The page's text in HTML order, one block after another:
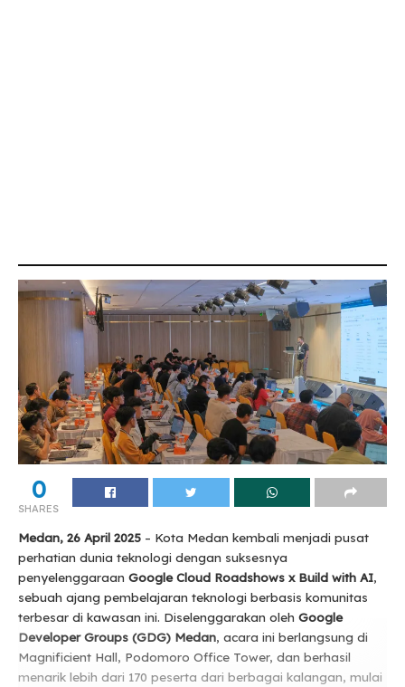
0
SHARES
Medan, 26 April 2025 – Kota Medan kembali menjadi pusat
perhatian dunia teknologi dengan suksesnya
penyelenggaraan Google Cloud Roadshows x Build with AI,
sebuah ajang pembelajaran teknologi berbasis komunitas
terbesar di kawasan ini. Diselenggarakan oleh Google
Developer Groups (GDG) Medan, acara ini berlangsung di
Magnificient Hall, Podomoro Office Tower, dan berhasil
menarik lebih dari 170 peserta dari berbagai kalangan, mulai